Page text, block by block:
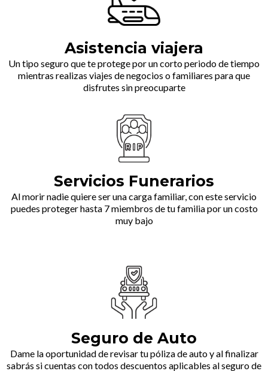
Asistencia viajera
Un tipo seguro que te protege por un corto periodo de tiempo
mientras realizas viajes de negocios o familiares para que
disfrutes sin preocuparte
Servicios Funerarios
Al morir nadie quiere ser una carga familiar, con este servicio
puedes proteger hasta 7 miembros de tu familia por un costo
muy bajo
Seguro de Auto
Dame la oportunidad de revisar tu póliza de auto y al finalizar
sabrás si cuentas con todos descuentos aplicables al seguro de